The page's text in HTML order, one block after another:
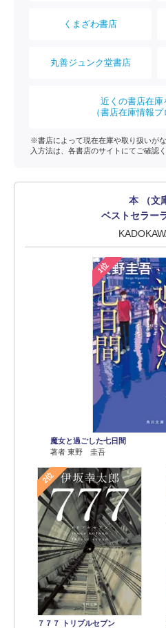
くまざわ書店
丸善ジュンク堂書店
近くの書店在庫
（書店在庫情報プ
※書店によって現在在庫や取り扱いが
入方法は、各書店のサイトにてご確認く
本 （文
ベストセラー
1位
魔女と過ごした七日間
著者 東野 圭吾
2位
７７７ トリプルセブン